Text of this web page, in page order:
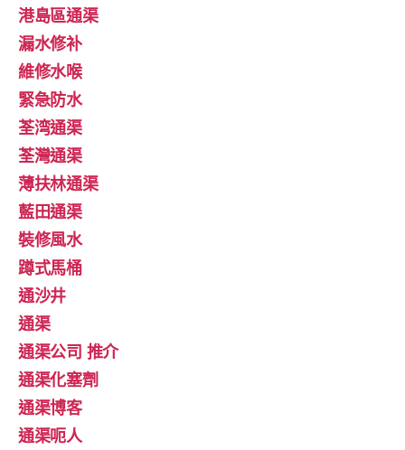
港島區通渠
漏水修补
維修水喉
緊急防水
荃湾通渠
荃灣通渠
薄扶林通渠
藍田通渠
裝修風水
蹲式馬桶
通沙井
通渠
通渠公司 推介
通渠化塞劑
通渠博客
通渠呃人